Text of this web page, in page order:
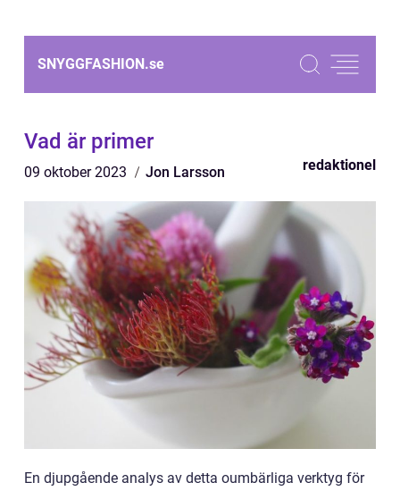
SNYGGFASHION.se
Vad är primer
09 oktober 2023 Jon Larsson redaktionel
En djupgående analys av detta oumbärliga verktyg för